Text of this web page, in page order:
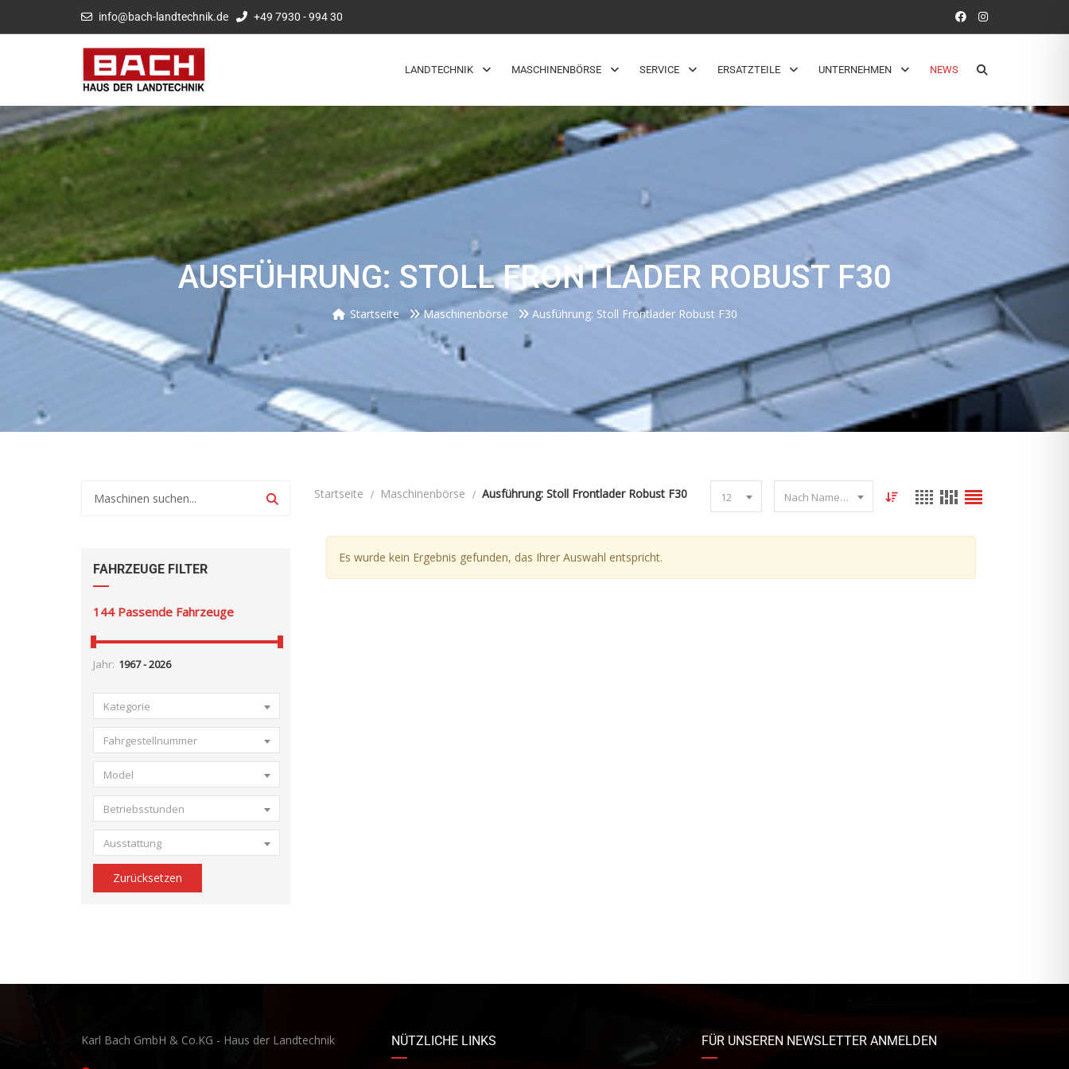
info@bach-landtechnik.de +49 7930 - 994 30
LANDTECHNIK MASCHINENBÖRSE SERVICE ERSATZTEILE UNTERNEHMEN NEWS
AUSFÜHRUNG: STOLL FRONTLADER ROBUST F30
Startseite Maschinenbörse Ausführung: Stoll Frontlader Robust F30
FAHRZEUGE FILTER
144 Passende Fahrzeuge
Jahr:
Kategorie
Fahrgestellnummer
Model
Betriebsstunden
Ausstattung
Zurücksetzen
Startseite Maschinenbörse Ausführung: Stoll Frontlader Robust F30 12 Nach Name sortieren
Es wurde kein Ergebnis gefunden, das Ihrer Auswahl entspricht.
Karl Bach GmbH & Co.KG - Haus der Landtechnik NÜTZLICHE LINKS FÜR UNSEREN NEWSLETTER ANMELDEN